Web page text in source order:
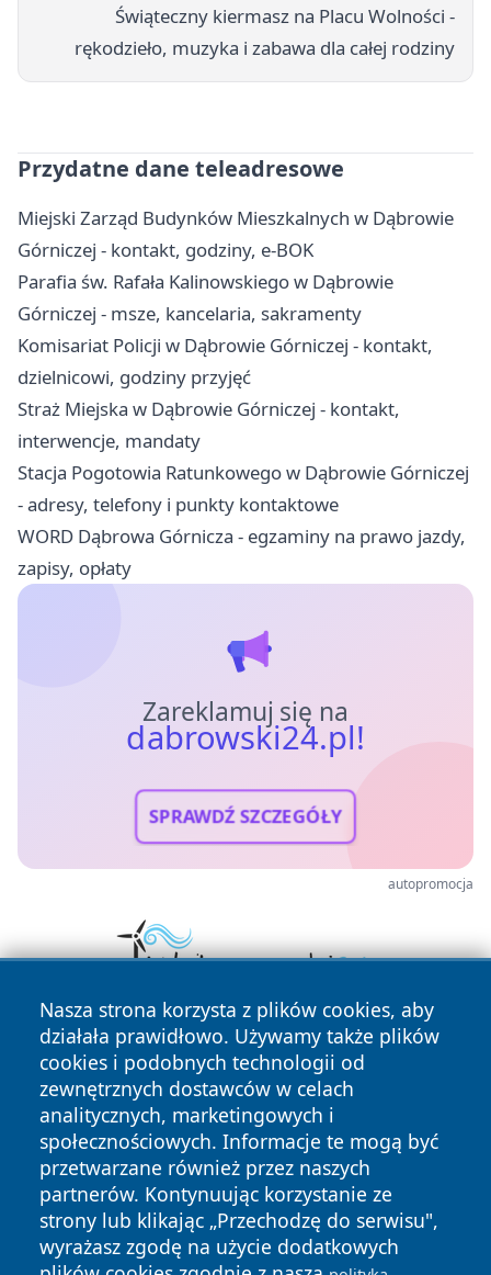
Świąteczny kiermasz na Placu Wolności -
rękodzieło, muzyka i zabawa dla całej rodziny
Przydatne dane teleadresowe
Miejski Zarząd Budynków Mieszkalnych w Dąbrowie
Górniczej - kontakt, godziny, e-BOK
Parafia św. Rafała Kalinowskiego w Dąbrowie
Górniczej - msze, kancelaria, sakramenty
Komisariat Policji w Dąbrowie Górniczej - kontakt,
dzielnicowi, godziny przyjęć
Straż Miejska w Dąbrowie Górniczej - kontakt,
interwencje, mandaty
Stacja Pogotowia Ratunkowego w Dąbrowie Górniczej
- adresy, telefony i punkty kontaktowe
WORD Dąbrowa Górnicza - egzaminy na prawo jazdy,
zapisy, opłaty
Zareklamuj się na
dabrowski24.pl!
SPRAWDŹ SZCZEGÓŁY
autopromocja
Nasza strona korzysta z plików cookies, aby
działała prawidłowo. Używamy także plików
cookies i podobnych technologii od
zewnętrznych dostawców w celach
analitycznych, marketingowych i
społecznościowych. Informacje te mogą być
przetwarzane również przez naszych
partnerów. Kontynuując korzystanie ze
strony lub klikając „Przechodzę do serwisu",
wyrażasz zgodę na użycie dodatkowych
Copyright © 2026 dabrowski24.pl Wszystkie prawa
zastrzeżone.
Polityka Polityka